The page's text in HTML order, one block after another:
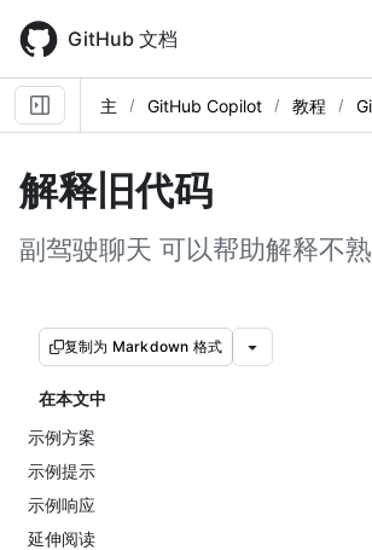
main
content
GitHub 文档
主 GitHub Copilot 教程
解释旧代码
副驾驶聊天 可以帮助解释不熟
复制为 Markdown 格式
在本文中
示例方案
示例提示
示例响应
延伸阅读